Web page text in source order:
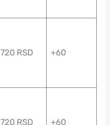
720 RSD +60
720 RSD +60